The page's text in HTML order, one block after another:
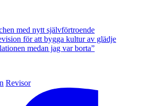
med nytt självförtroende
för att bygga kultur av glädje
medan jag var borta”
Revisor